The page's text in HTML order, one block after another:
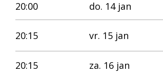
20:00 do. 14 jan
20:15 vr. 15 jan
20:15 za. 16 jan